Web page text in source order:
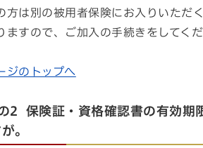
方は別の被用者保険にお入りいただ
ますので、ご加入の手続きをしてくだ
ジのトップへ
2 保険証・資格確認書の有効期
。